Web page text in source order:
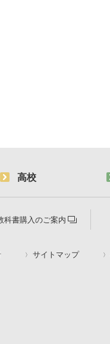
高校
科書購入のご案内
サイトマップ